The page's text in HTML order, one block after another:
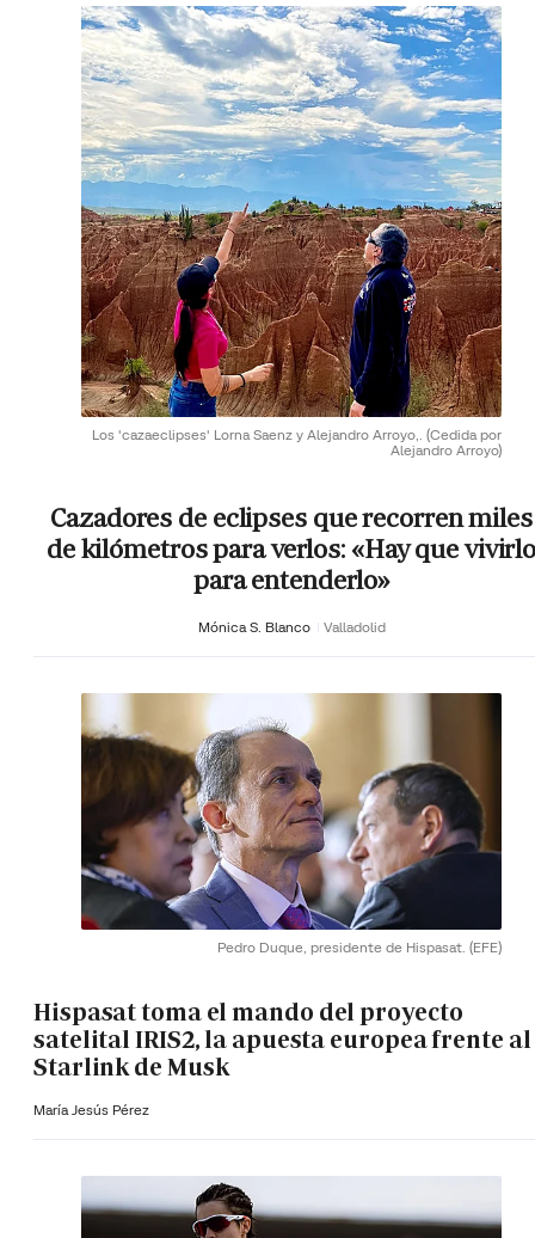
Los 'cazaeclipses' Lorna Saenz y Alejandro Arroyo,. (Cedida por
Alejandro Arroyo)
Cazadores de eclipses que recorren miles
de kilómetros para verlos: «Hay que
para entenderlo»
Mónica S. Blanco Valladolid
Pedro Duque, presidente de Hispasat. (EFE)
Hispasat toma el mando del proyecto
satelital IRIS2, la apuesta europea frente al
Starlink de Musk
María Jesús Pérez